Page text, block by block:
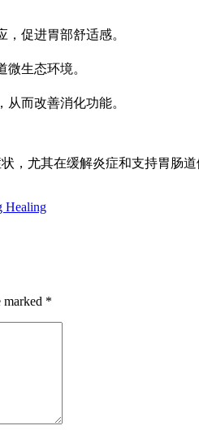
促进胃部舒适感。
生态环境。
而改善消化功能。
，尤其在缓解炎症和支持胃肠道
Healing
marked *